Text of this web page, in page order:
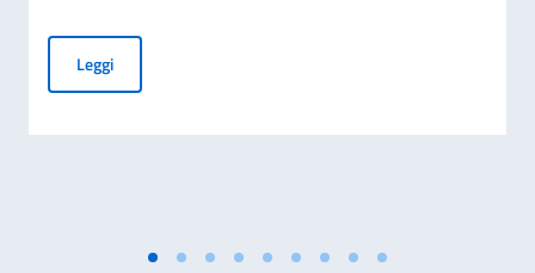
LeggiPiattaforma per la prenotazione degli appuntamenti per i